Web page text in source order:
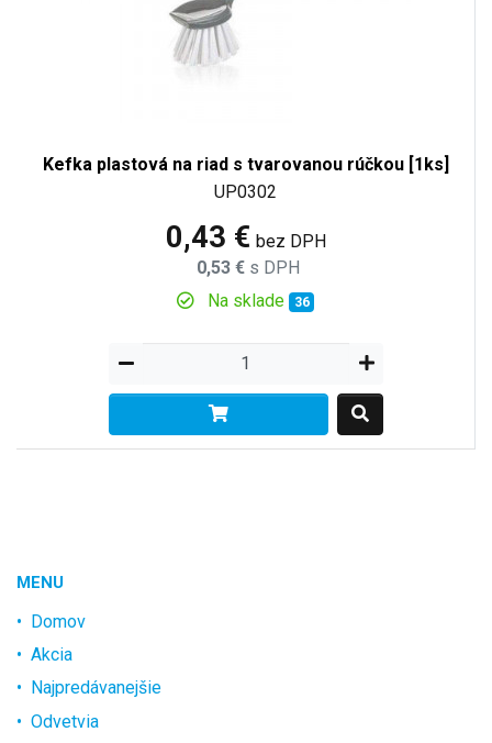
Kefka plastová na riad s tvarovanou rúčkou [1ks]
UP0302
0,43 € bez DPH
0,53 € s DPH
Na sklade
36
MENU
Domov
Akcia
Najpredávanejšie
Odvetvia